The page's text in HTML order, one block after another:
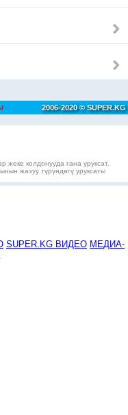
2006-2020 © SUPER.KG
колдонууда гана уруксат.
жазуу түрүндөгү уруксаты
SUPER.KG ВИДЕО МЕДИА-